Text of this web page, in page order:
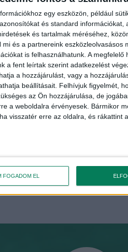
egy eszközön, például
és standard információkat,
és tartalmak méréséhez,
mi és a partnereink eszközleolvasásos
is felhasználhatunk. A megfelelő
a fent leírtak szerint adatkezelést
a hozzájárulást, vagy a
beállításait. Felhívjuk figyelmét,
az Ön hozzájárulása, de
a weboldalra érvényesek. Bármikor
visszatér erre az oldalra, és rákattint
FOGADOM EL
mint, amit a Holland
miatt, ennek a
növényekkel kellene
amellett, hogy árnyékot ad, csökkenti
transforms-dutch-city-aoe
TOVÁBB EBBEN A